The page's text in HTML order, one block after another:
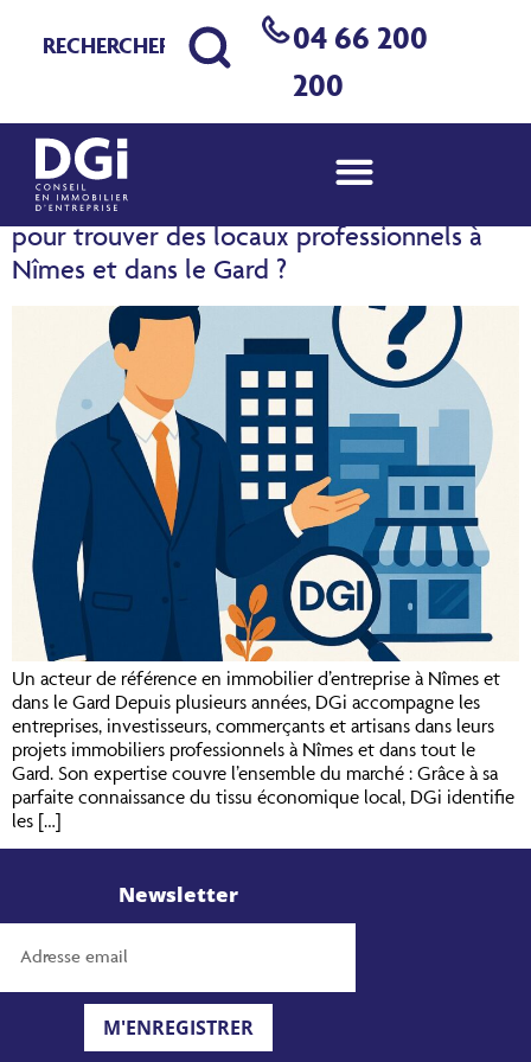
04 66 200
200
Jour :7 novembre
2025
Pourquoi DGi est le meilleur partenaire
pour trouver des locaux professionnels à
Nîmes et dans le Gard ?
Un acteur de référence en immobilier d’entreprise à Nîmes et
dans le Gard Depuis plusieurs années, DGi accompagne les
entreprises, investisseurs, commerçants et artisans dans leurs
projets immobiliers professionnels à Nîmes et dans tout le
Gard. Son expertise couvre l’ensemble du marché : Grâce à sa
parfaite connaissance du tissu économique local, DGi identifie
les […]
Newsletter
M'ENREGISTRER